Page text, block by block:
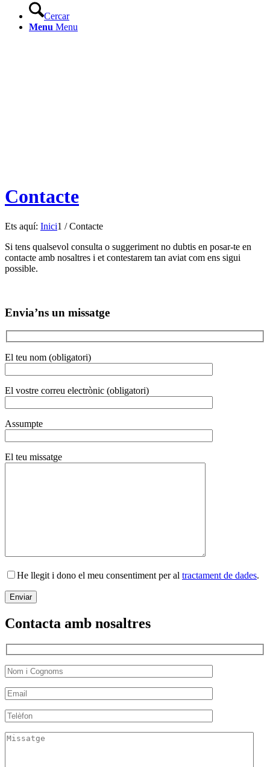
Cercar
Menu Menu
Contacte
Ets aquí: Inici1 / Contacte
Si tens qualsevol consulta o suggeriment no dubtis en posar-te en
contacte amb nosaltres i et contestarem tan aviat com ens sigui
possible.
Envia’ns un missatge
El teu nom (obligatori)
El vostre correu electrònic (obligatori)
Assumpte
El teu missatge
He llegit i dono el meu consentiment per al tractament de dades.
Contacta amb nosaltres